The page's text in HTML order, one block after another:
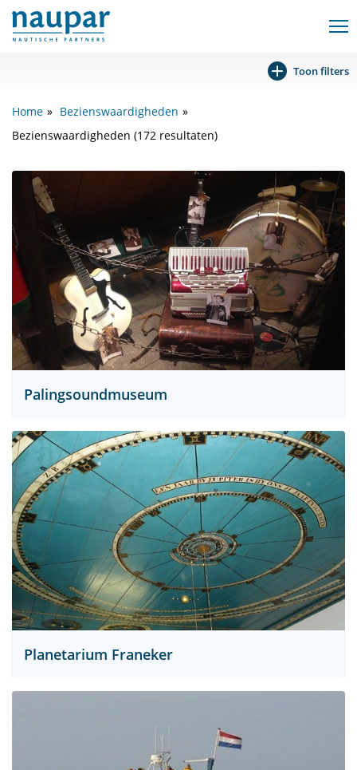
Toon filters
Home
Bezienswaardigheden
Bezienswaardigheden (172 resultaten)
Palingsoundmuseum
Planetarium Franeker